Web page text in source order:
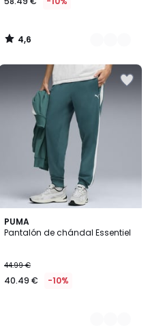
4,6
/
PUMA
Pantalón de chándal Essentiel
44.99 €
40.49 € -10%
3
Colores